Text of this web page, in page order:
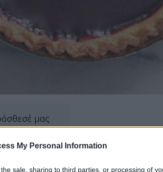
My Personal Information
sale, sharing to third parties, or processing of
μας